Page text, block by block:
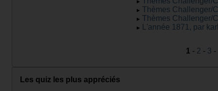
Thèmes Challenger/
Thèmes Challenger/
L'année 1871, par
1 - 2 - 3 -
Les quiz les plus appréciés